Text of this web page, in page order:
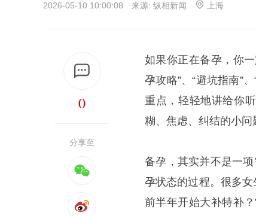
2026-05-10 10:00:08 来源: 纵相新闻 上海
0
分享至
如果你正在备孕，你
孕攻略”、“避坑指南”
重点，轻轻地讲给你
糊、焦虑、纠结的小问
备孕，其实并不是一
孕状态的过程。很多女
前半年开始大补特补